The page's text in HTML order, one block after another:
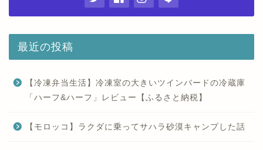
最近の投稿
【冷凍弁当生活】冷凍室の大きいツインバードの冷蔵庫
「ハーフ&ハーフ」レビュー【ふるさと納税】
【モロッコ】ラクダに乗ってサハラ砂漠キャンプした話